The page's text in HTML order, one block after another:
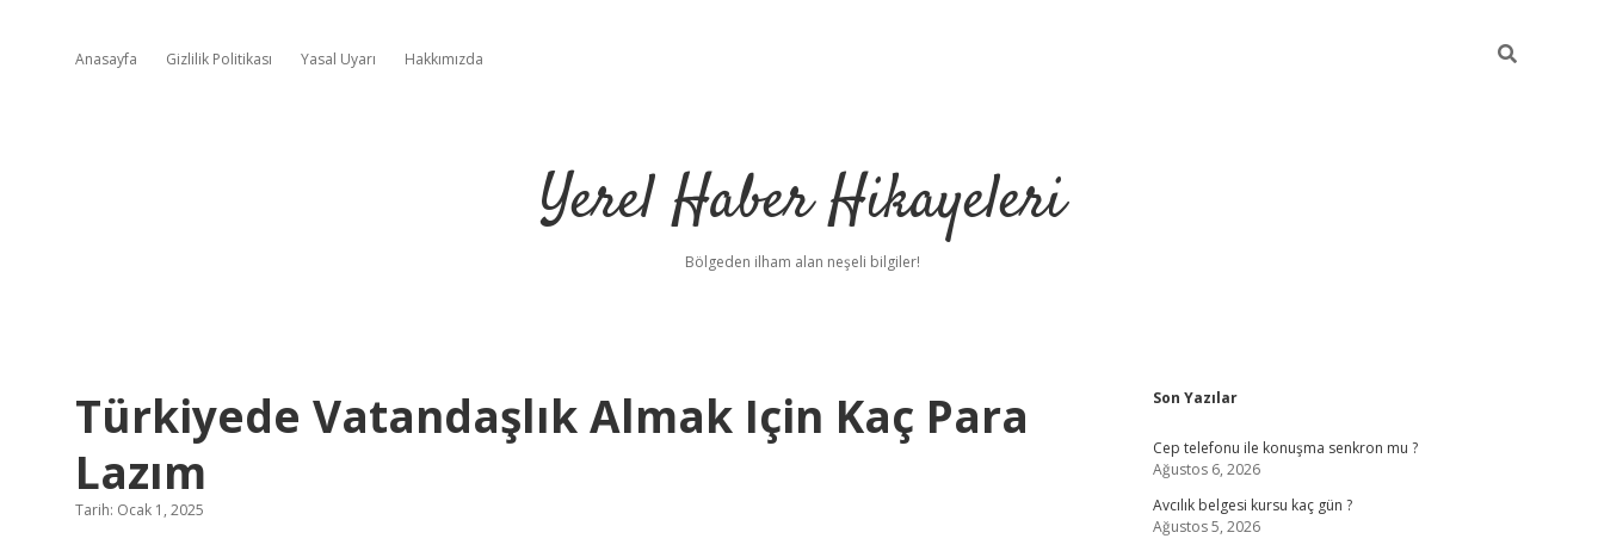
Anasayfa Gizlilik Politikası Yasal Uyarı Hakkımızda
Yerel Haber Hikayeleri
Bölgeden ilham alan neşeli bilgiler!
Türkiyede Vatandaşlık Almak Için Kaç Para
Lazım
Tarih: Ocak 1, 2025
Sidebar
Son Yazılar
Cep telefonu ile konuşma senkron mu ?
Ağustos 6, 2026
Avcılık belgesi kursu kaç gün ?
Ağustos 5, 2026